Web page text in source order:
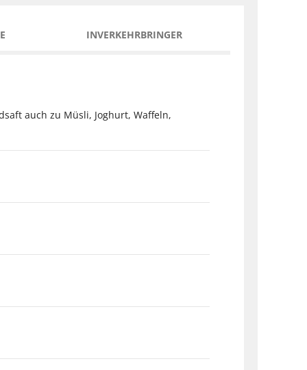
INVERKEHRBRINGER
auch zu Müsli, Joghurt, Waffeln,